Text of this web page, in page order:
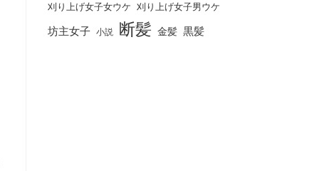
刈り上げ女子女ウケ 刈り上げ女子男ウケ
坊主女子 小説 断髪 金髪 黒髪